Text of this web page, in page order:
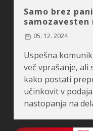
Samo brez
samozavesten
05. 12. 2024
Uspešna
več vprašanje, ali
kako postati
učinkovit v
nastopanja na